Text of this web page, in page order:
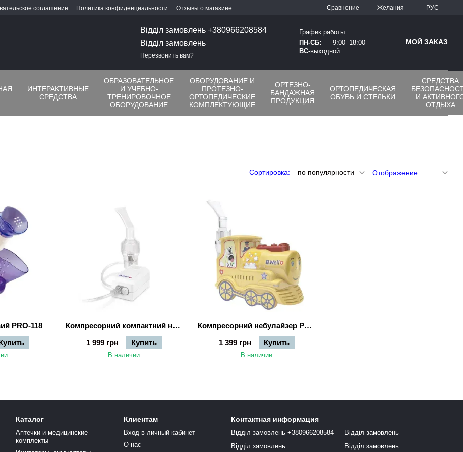
соглашение Политика конфиденциальности Отзывы о магазине Сравнение Желания РУС
Відділ замовлень +380966208584
Відділ замовлень
Перезвонить вам?
График работы:
ПН-СБ:
9:00–18:00
ВС-выходной
МОЙ ЗАКАЗ
ИНТЕРАКТИВНЫЕ
СРЕДСТВА
ОБРАЗОВАТЕЛЬНОЕ
И УЧЕБНО-
ТРЕНИРОВОЧНОЕ
ОБОРУДОВАНИЕ
ОБОРУДОВАНИЕ И
ПРОТЕЗНО-
ОРТОПЕДИЧЕСКИЕ
КОМПЛЕКТУЮЩИЕ
ОРТЕЗНО-
БАНДАЖНАЯ
ПРОДУКЦИЯ
ОРТОПЕДИЧЕСКАЯ
ОБУВЬ И СТЕЛЬКИ
СРЕДСТВА
И
ОТДЫХА
Сортировка: по популярности Отображение:
PRO-118
Компресорний компактний небулайзер MED-120
1 999 грн
Купить
В наличии
Компресорний небулайзер PRO-115
1 399 грн
Купить
В наличии
Каталог
Аптечки и медицинские
комплекты
Клиентам
Вход в личный кабинет
О нас
Контактная информация
Відділ замовлень +380966208584
Відділ замовлень
Відділ замовлень
Відділ замовлень